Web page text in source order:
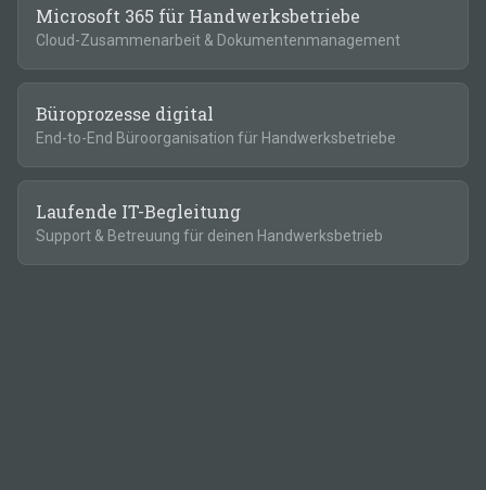
Microsoft 365 für Handwerksbetriebe
Cloud-Zusammenarbeit & Dokumentenmanagement
Büroprozesse digital
End-to-End Büroorganisation für Handwerksbetriebe
Laufende IT-Begleitung
Support & Betreuung für deinen Handwerksbetrieb